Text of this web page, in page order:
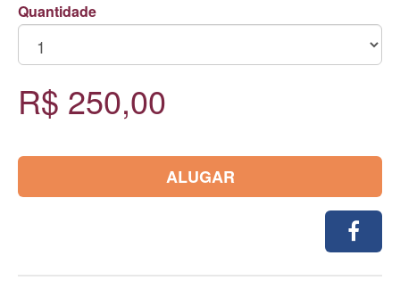
Quantidade
R$ 250,00
ALUGAR